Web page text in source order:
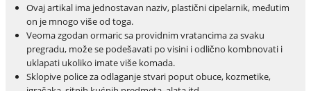
Ovaj artikal ima jednostavan naziv, plastični cipelarnik, međutim
on je mnogo više od toga.
Veoma zgodan ormaric sa providnim vratancima za svaku
pregradu, može se podešavati po visini i odlično kombnovati i
uklapati ukoliko imate više komada.
Sklopive police za odlaganje stvari poput obuce, kozmetike,